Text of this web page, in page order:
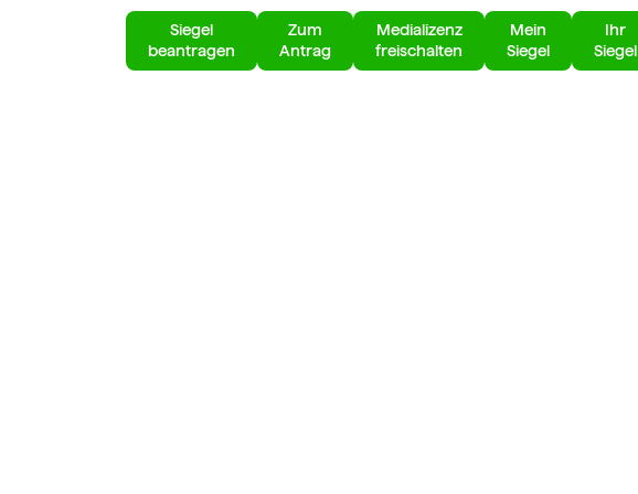
Siegel
beantragen
Zum
Antrag
Medializenz
freischalten
Mein
Siegel
Ihr
Siegel